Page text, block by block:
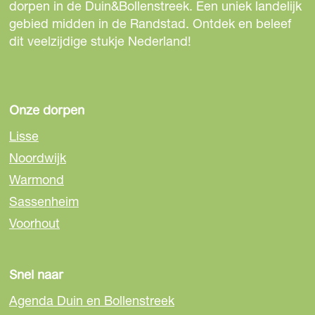
i
s
s
L
i
e
L
i
e
dorpen in de Duin&Bollenstreek. Een uniek landelijk
gebied midden in de Randstad. Ontdek en beleef
dit veelzijdige stukje Nederland!
Onze dorpen
Lisse
Noordwijk
Warmond
Sassenheim
Voorhout
Snel naar
Agenda Duin en Bollenstreek